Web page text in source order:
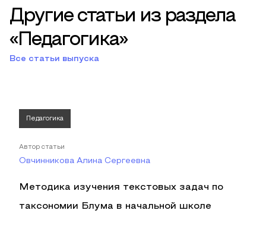
Другие статьи из раздела
«Педагогика»
Все статьи выпуска
Педагогика
Автор статьи
Овчинникова Алина Сергеевна
Методика изучения текстовых задач по
таксономии Блума в начальной школе